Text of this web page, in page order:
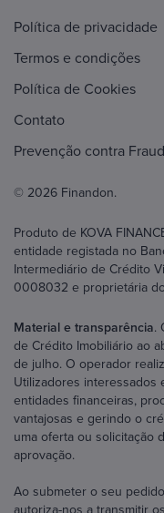
Política de privacidade
Termos e condições
Política de Cookies
Contato
Prevenção contra
© 2026 Finandon.
Produto de KOVA
entidade registada no
Intermediário de Crédito
0008032 e proprietária
Material e transparência.
de Crédito Imobiliário ao
de julho. O operador
Utilizadores interessados
entidades financeiras,
vantajosas e gerindo o
uma oferta ou solicitação
aprovação.
Ao submeter o seu